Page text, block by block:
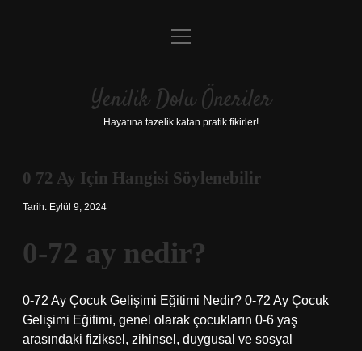
Anasayfa
Yasal Uyarı
menüyü
Yenilik Dolu Öneriler
Hayatına tazelik katan pratik fikirler!
0 72 Ay Için Hangisi Söylenebilir
Tarih: Eylül 9, 2024
0-72 ay nedir?
0-72 Ay Çocuk Gelişimi Eğitimi Nedir? 0-72 Ay Çocuk
Gelişimi Eğitimi, genel olarak çocukların 0-6 yaş
arasındaki fiziksel, zihinsel, duygusal ve sosyal